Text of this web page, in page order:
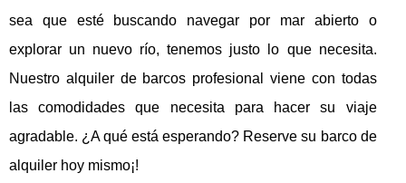
sea que esté buscando navegar por mar abierto o
explorar un nuevo río, tenemos justo lo que necesita.
Nuestro alquiler de barcos profesional viene con todas
las comodidades que necesita para hacer su viaje
agradable. ¿A qué está esperando? Reserve su barco de
alquiler hoy mismo¡!